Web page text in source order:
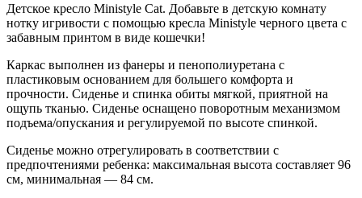
Детское кресло Ministyle Cat. Добавьте в детскую комнату
нотку игривости с помощью кресла Ministyle черного цвета с
забавным принтом в виде кошечки!
Каркас выполнен из фанеры и пенополиуретана с
пластиковым основанием для большего комфорта и
прочности. Сиденье и спинка обиты мягкой, приятной на
ощупь тканью. Сиденье оснащено поворотным механизмом
подъема/опускания и регулируемой по высоте спинкой.
Сиденье можно отрегулировать в соответствии с
предпочтениями ребенка: максимальная высота составляет 96
см, минимальная — 84 см.